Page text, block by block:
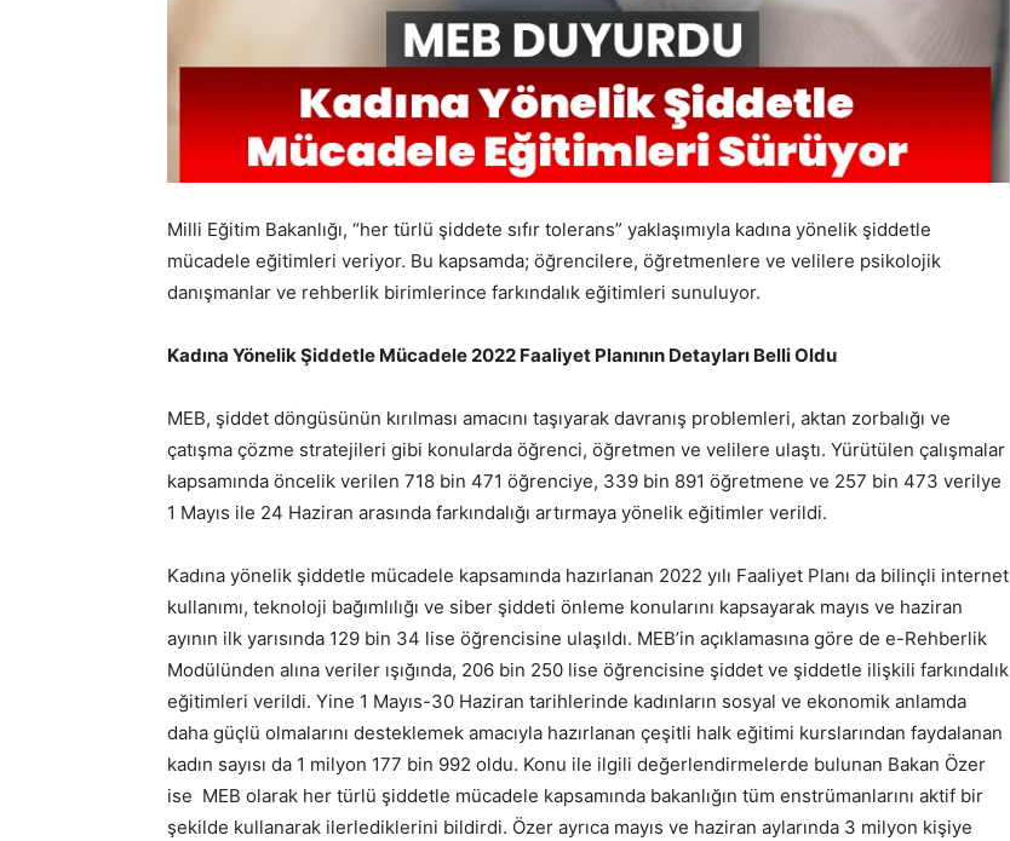
Milli Eğitim Bakanlığı, “her türlü şiddete sıfır tolerans” yaklaşımıyla kadına yönelik şiddetle
mücadele eğitimleri veriyor. Bu kapsamda; öğrencilere, öğretmenlere ve velilere psikolojik
danışmanlar ve rehberlik birimlerince farkındalık eğitimleri sunuluyor.
Kadına Yönelik Şiddetle Mücadele 2022 Faaliyet Planının Detayları Belli Oldu
MEB, şiddet döngüsünün kırılması amacını taşıyarak davranış problemleri, aktan zorbalığı ve
çatışma çözme stratejileri gibi konularda öğrenci, öğretmen ve velilere ulaştı. Yürütülen çalışmalar
kapsamında öncelik verilen 718 bin 471 öğrenciye, 339 bin 891 öğretmene ve 257 bin 473 verilye
1 Mayıs ile 24 Haziran arasında farkındalığı artırmaya yönelik eğitimler verildi.
Kadına yönelik şiddetle mücadele kapsamında hazırlanan 2022 yılı Faaliyet Planı da bilinçli internet
kullanımı, teknoloji bağımlılığı ve siber şiddeti önleme konularını kapsayarak mayıs ve haziran
ayının ilk yarısında 129 bin 34 lise öğrencisine ulaşıldı. MEB’in açıklamasına göre de e-Rehberlik
Modülünden alına veriler ışığında, 206 bin 250 lise öğrencisine şiddet ve şiddetle ilişkili farkındalık
eğitimleri verildi. Yine 1 Mayıs-30 Haziran tarihlerinde kadınların sosyal ve ekonomik anlamda
daha güçlü olmalarını desteklemek amacıyla hazırlanan çeşitli halk eğitimi kurslarından faydalanan
kadın sayısı da 1 milyon 177 bin 992 oldu. Konu ile ilgili değerlendirmelerde bulunan Bakan Özer
ise MEB olarak her türlü şiddetle mücadele kapsamında bakanlığın tüm enstrümanlarını aktif bir
şekilde kullanarak ilerlediklerini bildirdi. Özer ayrıca mayıs ve haziran aylarında 3 milyon kişiye